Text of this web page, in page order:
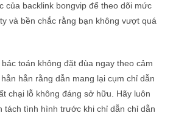
của backlink bongvip để theo dõi mức
và bền chắc rằng bạn không vượt quá
toán không đặt đùa ngay theo cảm
hẳn rằng dẫn mang lại cụm chỉ dẫn
chại lỗ không đáng sở hữu. Hãy luôn
tách tình hình trước khi chỉ dẫn chỉ dẫn